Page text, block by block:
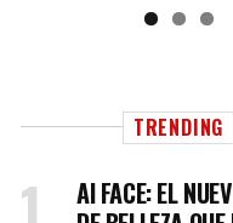
TRENDING
AI FACE: EL